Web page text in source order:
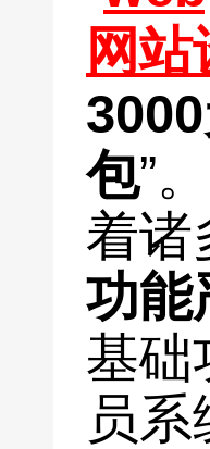
包”
着诸
功能
基础
员